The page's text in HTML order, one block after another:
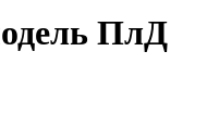
ПлД